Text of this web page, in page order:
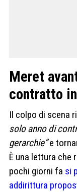
Meret
contratto
Il colpo di scena
solo anno di
gerarchie”e
È una lettura che
pochi giorni fa si
addirittura